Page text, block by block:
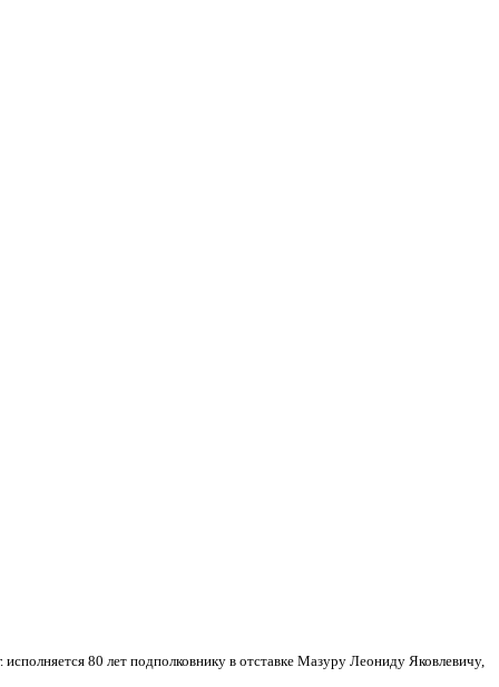
исполняется 80 лет подполковнику в отставке Мазуру Леониду Яковлевичу,